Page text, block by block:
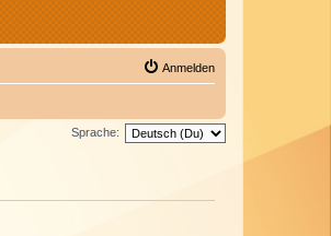
Anmelden
Sprache: